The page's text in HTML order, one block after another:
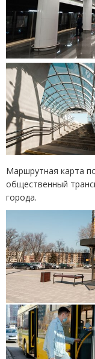
Маршрутная карта
общественный
города.